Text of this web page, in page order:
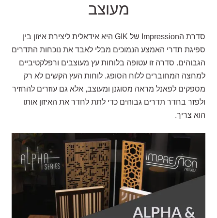
מעוצב
סדרת הImpression של GIK היא אידאלית ליצירת איזון בין
ספיגת תדרי האמצע הנמוכים מבלי לאבד את נוכחות התדרים
הגבוהים. סדרה זו עטופה בלוחות עץ מעוצבים ורפלקטיביים
למחצה המחוברים ללוח הסופג. לוחות העץ הקשים לא רק
מספקים לפאנל מראה מסוגנן ומעוצב, אלא גם עוזרים להחזיר
ולפזר בחדר תדרים גבוהים כדי לתת לחדר את האיזון אותו
הוא צריך.